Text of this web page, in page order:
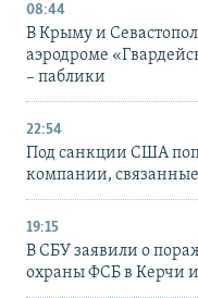
08:44
В Крыму и
аэродроме
– паблики
22:54
Под санкции США
компании,
19:15
В СБУ заявили о
охраны ФСБ в Керчи